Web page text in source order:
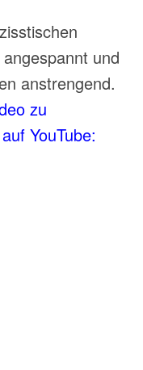
und
anstrengend.
zu
YouTube: